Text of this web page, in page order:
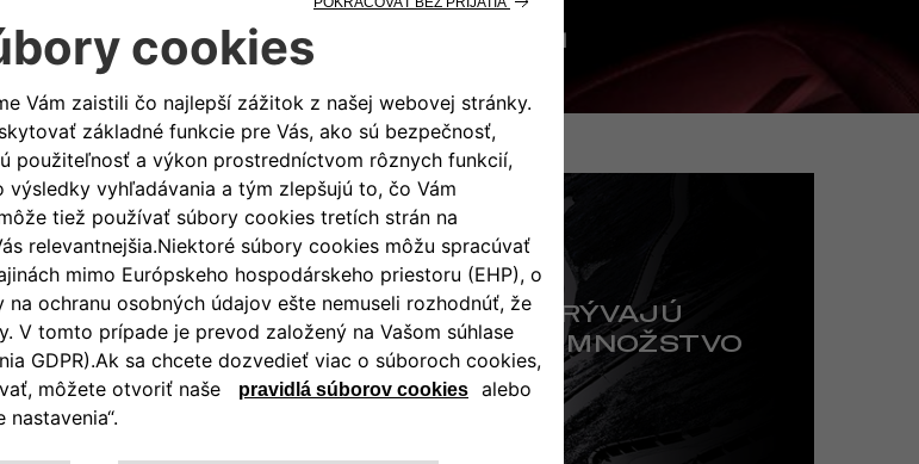
Medzinárodné telefónne číslo
PRÍLEŽITOSTÍ, KTORÉ SKRÝVAJÚ
VÁŠNE, JE NESPOČETNÉ MNOŽSTVO